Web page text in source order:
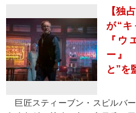
【独
が“キ
『ウ
ー』
と”を
巨匠スティーブン・スピルバ